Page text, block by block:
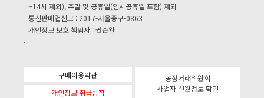
~14시 제외), 주말 및 공휴일(임시공휴일 포함) 제외
통신판매업신고 : 2017-서울중구-0863
개인정보 보호 책임자 : 권순완
구매이용약관
개인정보 취급방침
공정거래위원회
사업자 신원정보 확인